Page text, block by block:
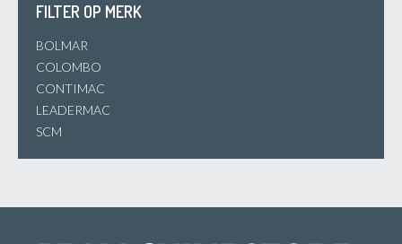
FILTER OP MERK
BOLMAR
COLOMBO
CONTIMAC
LEADERMAC
SCM